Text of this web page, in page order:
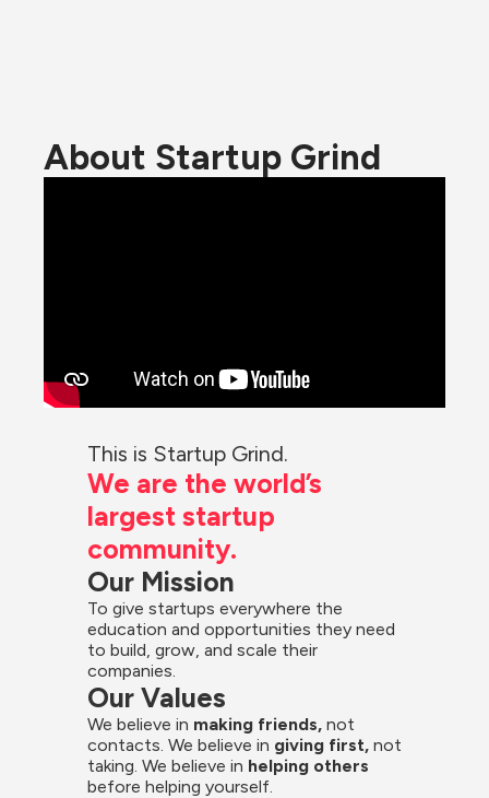
About Startup Grind
This is Startup Grind.
We are the world’s
largest startup
community.
Our Mission
To give startups everywhere the
education and opportunities they need
to build, grow, and scale their
companies.
Our Values
We believe in making friends, not
contacts. We believe in giving first, not
taking. We believe in helping others
before helping yourself.